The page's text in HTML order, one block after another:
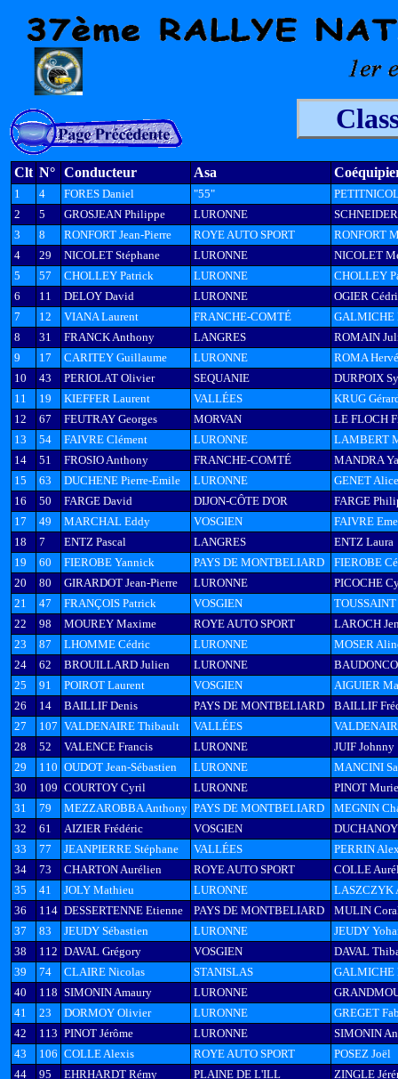
Clt N° Conducteur Asa
1 4 FORES Daniel "55"
2
5 GROSJEAN Philippe LURONNE
3
8 RONFORT Jean-Pierre ROYE AUTO SPORT
RONFORT
4
29 NICOLET Stéphane LURONNE
NICOLET
5
57 CHOLLEY Patrick LURONNE
CHOLLEY
6
11 DELOY David LURONNE
OGIER
7
12 VIANA Laurent FRANCHE-COMTÉ
GALMICHE
8
31 FRANCK Anthony LANGRES
ROMAIN
9
17 CARITEY Guillaume LURONNE
ROMA Hervé
10
43 PERIOLAT Olivier SEQUANIE
DURPOIX
11
19 KIEFFER Laurent VALLÉES
KRUG
12
67 FEUTRAY Georges MORVAN
LE FLOCH
13
54 FAIVRE Clément LURONNE
LAMBERT
14
51 FROSIO Anthony FRANCHE-COMTÉ
MANDRA
15
63 DUCHENE Pierre-Emile LURONNE
GENET Alice
16
50 FARGE David DIJON-CÔTE D'OR
FARGE
17
49 MARCHAL Eddy VOSGIEN
FAIVRE
18
7 ENTZ Pascal LANGRES
ENTZ Laura
19
60 FIEROBE Yannick PAYS DE MONTBELIARD
FIEROBE
20
80 GIRARDOT Jean-Pierre LURONNE
PICOCHE
21
47 FRANÇOIS Patrick VOSGIEN
22
98 MOUREY Maxime ROYE AUTO SPORT
LAROCH
23
87 LHOMME Cédric LURONNE
MOSER
24
62 BROUILLARD Julien LURONNE
25
91 POIROT Laurent VOSGIEN
AIGUIER
26
14 BAILLIF Denis PAYS DE MONTBELIARD
BAILLIF
27
107 VALDENAIRE Thibault VALLÉES
28
52 VALENCE Francis LURONNE
JUIF Johnny
29
110 OUDOT Jean-Sébastien LURONNE
MANCINI
30
109 COURTOY Cyril LURONNE
PINOT
31
79 MEZZAROBBA Anthony PAYS DE MONTBELIARD
MEGNIN
32
61 AIZIER Frédéric VOSGIEN
33
77 JEANPIERRE Stéphane VALLÉES
PERRIN
34
73 CHARTON Aurélien ROYE AUTO SPORT
COLLE
35
41 JOLY Mathieu LURONNE
LASZCZYK
36
114 DESSERTENNE Etienne PAYS DE MONTBELIARD
MULIN
37
83 JEUDY Sébastien LURONNE
JEUDY
38
112 DAVAL Grégory VOSGIEN
DAVAL
39
74 CLAIRE Nicolas STANISLAS
GALMICHE
40
118 SIMONIN Amaury LURONNE
41
23 DORMOY Olivier LURONNE
GREGET
42
113 PINOT Jérôme LURONNE
SIMONIN
43
106 COLLE Alexis ROYE AUTO SPORT
POSEZ Joël
44
95 EHRHARDT Rémy PLAINE DE L'ILL
ZINGLE